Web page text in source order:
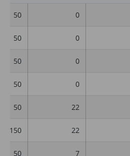
0
50
0
50
0
50
0
50
22
50
22
150
7
50